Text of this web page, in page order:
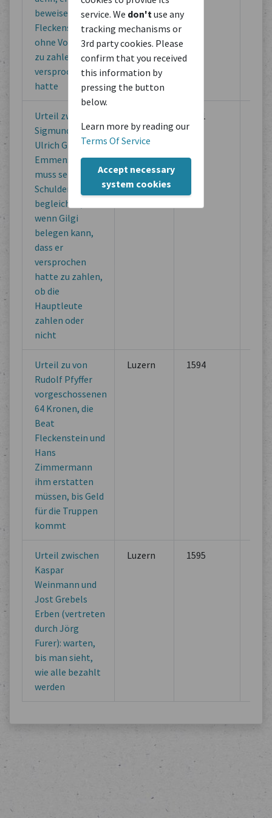
service. We don't use any
tracking mechanisms or
3rd party cookies. Please
confirm that you received
this information by
pressing the button
below.
Learn more by reading our
Terms Of Service
Accept necessary
system cookies
beweisen, dass
Fleckenstein
ohne Vorbehalt
zu zahlen
versprochen
hatte
Urteil zwischen
Sigmund Mör und
Ulrich Gilgi von
Emmen: Mör
muss seine
Schulden
begleichen,
wenn Gilgi
belegen kann,
dass er
versprochen
hatte zu zahlen,
ob die
Hauptleute
zahlen oder
nicht
1591
Urteil zu von
Rudolf Pfyffer
vorgeschossenen
64 Kronen, die
Beat
Fleckenstein und
Hans
Zimmermann
ihm erstatten
müssen, bis Geld
für die Truppen
kommt
Luzern 1594
Urteil zwischen
Kaspar
Weinmann und
Jost Grebels
Erben (vertreten
durch Jörg
Furer): warten,
bis man sieht,
wie alle bezahlt
werden
Luzern 1595